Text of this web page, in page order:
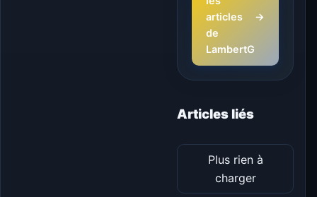
articles
de
LambertG
→
Articles liés
Plus rien à
charger